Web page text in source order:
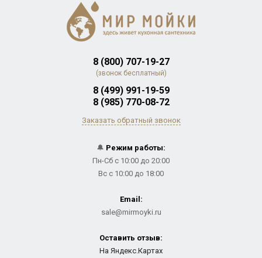
8 (800) 707-19-27
(звонок бесплатный)
8 (499) 991-19-59
8 (985) 770-08-72
Заказать обратный звонок
🔔 Режим работы:
Пн-Сб с 10:00 до 20:00
Вс с 10:00 до 18:00
Email:
sale@mirmoyki.ru
Оставить отзыв:
На Яндекс.Картах